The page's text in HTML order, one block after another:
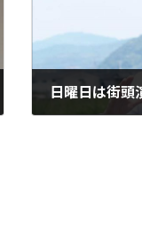
日曜日は街頭